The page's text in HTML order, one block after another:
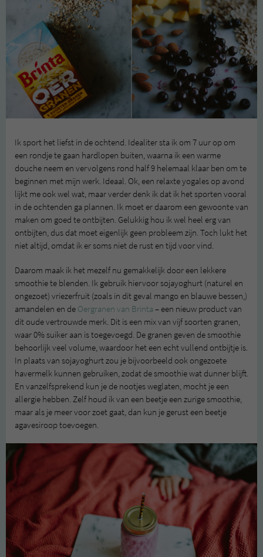
Ik sport het liefst in de ochtend. Idealiter sta ik om 7 uur op om
een rondje te gaan hardlopen buiten, waarna ik een warme
douche neem en vervolgens rond half 9 helemaal klaar ben om te
beginnen met mijn werk. Ideaal. Ok, een relaxte yogales op avond
lijkt me ook wel wat, maar verder denk ik dat ik het sporten vooral
in de ochtenden ga plannen. Ik moet er daarom een gewoonte van
maken om goed te ontbijten. Gelukkig hou ik wel heel erg van
ontbijten, dus dat moet eigenlijk geen probleem zijn. Toch lukt het
niet altijd, omdat ik er soms niet de rust en tijd voor vind.
Daarom maak ik het mezelf nu gemakkelijk door een lekkere
smoothie te blenden. Ik gebruik hiervoor sojayoghurt (naturel en
ongezoet) vriezerfruit (zoals in dit geval mango en blauwe bessen,)
amandelen en de Oergranen van Brinta – een nieuw product van
dit oude vertrouwde merk. Dit is een mix van vijf soorten granen,
waar 0% suiker aan is toegevoegd. De granen geven de smoothie
behoorlijk veel volume, waardoor het een echt vullend ontbijtje is.
In plaats van sojayoghurt zou je bijvoorbeeld ook ongezoete
havermelk kunnen gebruiken, zodat de smoothie wat dunner blijft.
En vanzelfsprekend kun je de nootjes weglaten, mocht je een
allergie hebben. Zelf houd ik van een beetje een zurige smoothie,
maar als je meer voor zoet gaat, dan kun je gerust een beetje
agavesiroop toevoegen.